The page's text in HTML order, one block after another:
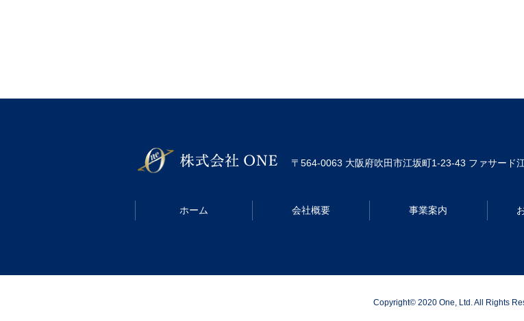
〒564-0063 大阪府吹田市江坂町1-23-43 ファサード
ホーム 会社概要 事業案内
Copyright© 2020 One, Ltd. All Rights